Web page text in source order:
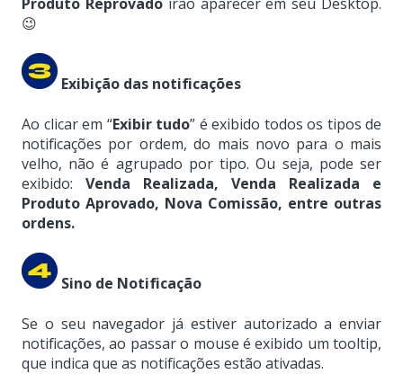
😉
Exibição das notificações
Ao clicar em “Exibir tudo” é exibido todos os tipos de
notificações por ordem, do mais novo para o mais
velho, não é agrupado por tipo. Ou seja, pode ser
exibido:
Venda Realizada, Venda Realizada e
Produto Aprovado, Nova Comissão, entre outras
ordens.
Sino de Notificação
Se o seu navegador já estiver autorizado a enviar
notificações, ao passar o mouse é exibido um tooltip,
que indica que as notificações estão ativadas.